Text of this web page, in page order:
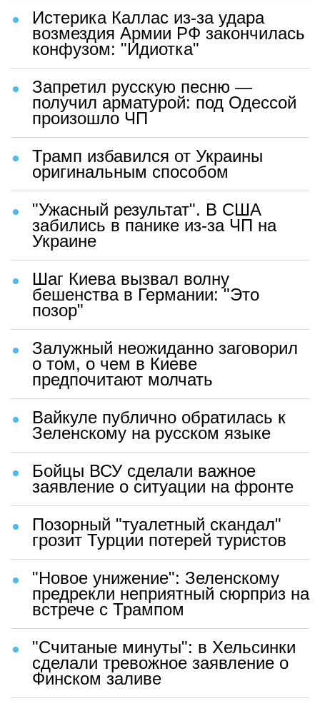
Истерика Каллас из-за удара
возмездия Армии РФ закончилась
конфузом: "Идиотка"
Запретил русскую песню —
получил арматурой: под Одессой
произошло ЧП
Трамп избавился от Украины
оригинальным способом
"Ужасный результат". В США
забились в панике из-за ЧП на
Украине
Шаг Киева вызвал волну
бешенства в Германии: "Это
позор"
Залужный неожиданно заговорил
о том, о чем в Киеве
предпочитают молчать
Вайкуле публично обратилась к
Зеленскому на русском языке
Бойцы ВСУ сделали важное
заявление о ситуации на фронте
Позорный "туалетный скандал"
грозит Турции потерей туристов
"Новое унижение": Зеленскому
предрекли неприятный сюрприз на
встрече с Трампом
"Считаные минуты": в Хельсинки
сделали тревожное заявление о
Финском заливе